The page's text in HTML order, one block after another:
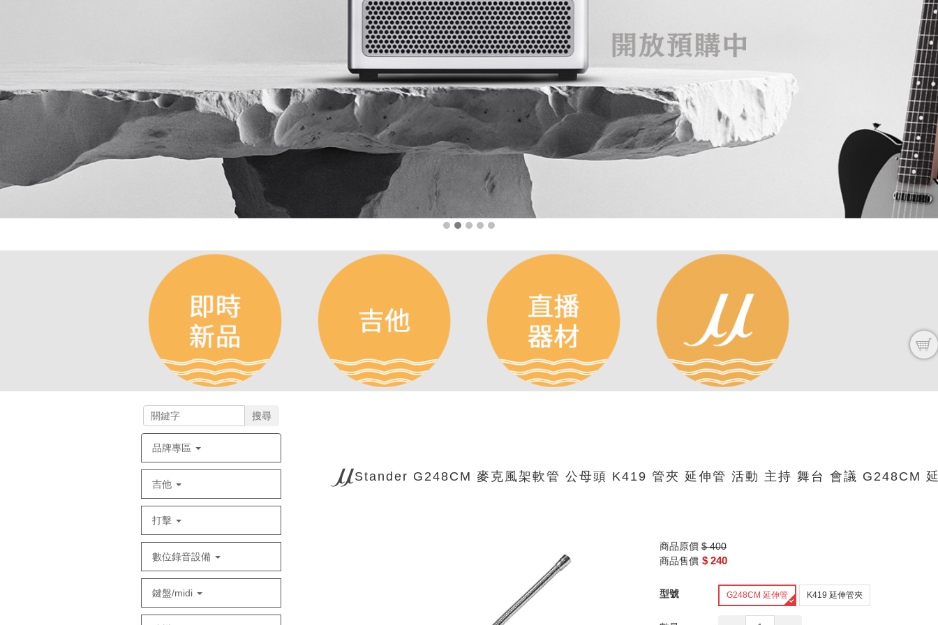
搜尋
品牌專區
吉他
打擊
數位錄音設備
鍵盤/midi
Stander G248CM 麥克風架軟管 公母頭 K419 管夾 延伸管 活動 主持 舞台 會議 G248CM
商品原價 $ 400
商品售價 $ 240
型號 G248CM 延伸管 K419 延伸管夾